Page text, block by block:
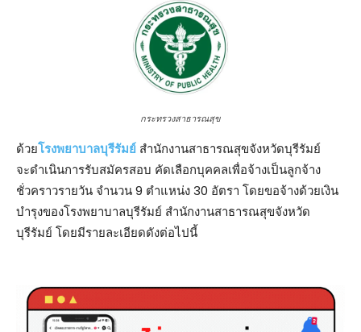
กระทรวงสาธารณสุข
ด้วยโรงพยาบาลบุรีรัมย์ สํานักงานสาธารณสุขจังหวัดบุรีรัมย์
จะดําเนินการรับสมัครสอบ คัดเลือกบุคคลเพื่อจ้างเป็นลูกจ้าง
ชั่วคราวรายวัน จํานวน 9 ตําแหน่ง 30 อัตรา โดยขอจ้างด้วยเงิน
บํารุงของโรงพยาบาลบุรีรัมย์ สํานักงานสาธารณสุขจังหวัด
บุรีรัมย์ โดยมีรายละเอียดดังต่อไปนี้